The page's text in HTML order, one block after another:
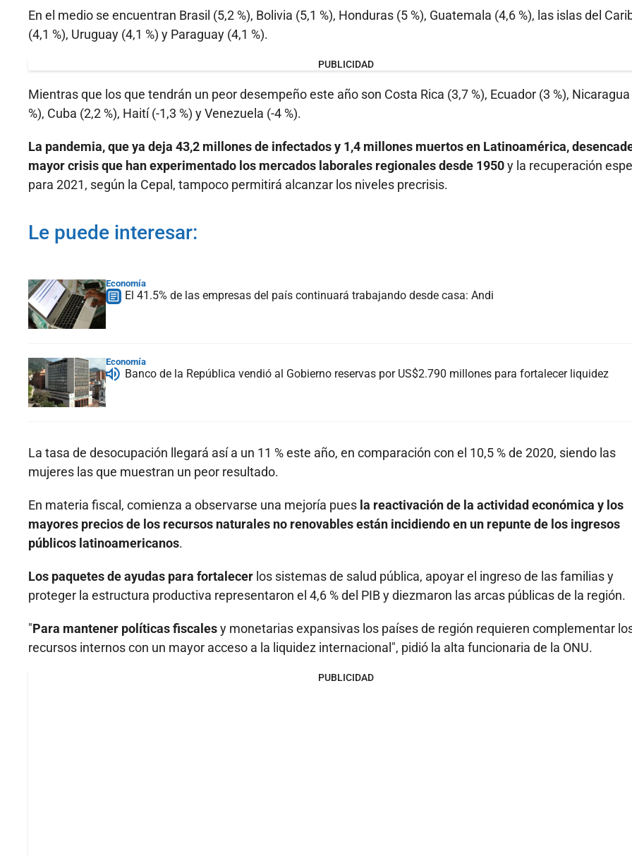
En el medio se encuentran Brasil (5,2 %), Bolivia (5,1 %), Honduras (5 %), Guatemala (4,6 %), las islas del
(4,1 %), Uruguay (4,1 %) y Paraguay (4,1 %).
PUBLICIDAD
Mientras que los que tendrán un peor desempeño este año son Costa Rica (3,7 %), Ecuador (3 %),
%), Cuba (2,2 %), Haití (-1,3 %) y Venezuela (-4 %).
La pandemia, que ya deja 43,2 millones de infectados y 1,4 millones muertos en Latinoamérica,
mayor crisis que han experimentado los mercados laborales regionales desde 1950y la recuperación
para 2021, según la Cepal, tampoco permitirá alcanzar los niveles precrisis.
Le puede interesar:
Economía
El 41.5% de las empresas del país continuará trabajando desde casa: Andi
Economía
Banco de la República vendió al Gobierno reservas por US$2.790 millones para fortalecer liquidez
La tasa de desocupación llegará así a un 11 % este año, en comparación con el 10,5 % de 2020, siendo las
mujeres las que muestran un peor resultado.
En materia fiscal, comienza a observarse una mejoría pues la reactivación de la actividad económica y los
mayores precios de los recursos naturales no renovables están incidiendo en un repunte de los ingresos
públicos latinoamericanos.
Los paquetes de ayudas para fortalecer los sistemas de salud pública, apoyar el ingreso de las familias y
proteger la estructura productiva representaron el 4,6 % del PIB y diezmaron las arcas públicas de la región.
"Para mantener políticas fiscalesy monetarias expansivas los países de región requieren complementar
recursos internos con un mayor acceso a la liquidez internacional", pidió la alta funcionaria de la ONU.
PUBLICIDAD